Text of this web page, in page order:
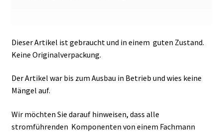
Dieser Artikel ist gebraucht und in einem guten Zustand.
Keine Originalverpackung.
Der Artikel war bis zum Ausbau in Betrieb und wies keine
Mängel auf.
Wir möchten Sie darauf hinweisen, dass alle
stromführenden Komponenten von einem Fachmann